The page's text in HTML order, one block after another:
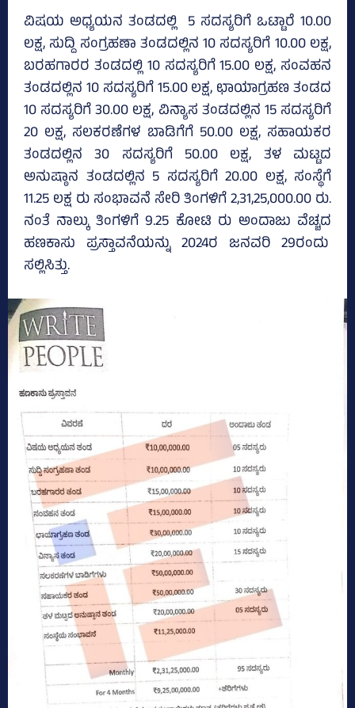
ವಿಷಯ ಅಧ್ಯಯನ ತಂಡದಲ್ಲಿ 5 ಸದಸ್ಯರಿಗೆ ಒಟ್ಟಾರೆ 10.00
ಲಕ್ಷ, ಸುದ್ದಿ ಸಂಗ್ರಹಣಾ ತಂಡದಲ್ಲಿನ 10 ಸದಸ್ಯರಿಗೆ 10.00 ಲಕ್ಷ,
ಬರಹಗಾರರ ತಂಡದಲ್ಲಿ 10 ಸದಸ್ಯರಿಗೆ 15.00 ಲಕ್ಷ, ಸಂವಹನ
ತಂಡದಲ್ಲಿನ 10 ಸದಸ್ಯರಿಗೆ 15.00 ಲಕ್ಷ, ಛಾಯಾಗ್ರಹಣ ತಂಡದ
10 ಸದಸ್ಯರಿಗೆ 30.00 ಲಕ್ಷ, ವಿನ್ಯಾಸ ತಂಡದಲ್ಲಿನ 15 ಸದಸ್ಯರಿಗೆ
20 ಲಕ್ಷ, ಸಲಕರಣೆಗಳ ಬಾಡಿಗೆಗೆ 50.00 ಲಕ್ಷ, ಸಹಾಯಕರ
ತಂಡದಲ್ಲಿನ 30 ಸದಸ್ಯರಿಗೆ 50.00 ಲಕ್ಷ, ತಳ ಮಟ್ಟದ
ಅನುಷ್ಠಾನ ತಂಡದಲ್ಲಿನ 5 ಸದಸ್ಯರಿಗೆ 20.00 ಲಕ್ಷ, ಸಂಸ್ಥೆಗೆ
11.25 ಲಕ್ಷ ರು ಸಂಭಾವನೆ ಸೇರಿ ತಿಂಗಳಿಗೆ 2,31,25,000.00 ರು.
ನಂತೆ ನಾಲ್ಕು ತಿಂಗಳಿಗೆ 9.25 ಕೋಟಿ ರು ಅಂದಾಜು ವೆಚ್ಚದ
ಹಣಕಾಸು ಪ್ರಸ್ತಾವನೆಯನ್ನು 2024ರ ಜನವರಿ 29ರಂದು
ಸಲ್ಲಿಸಿತ್ತು.